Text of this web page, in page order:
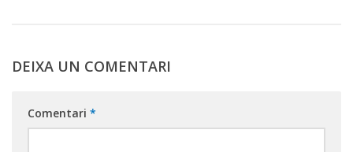
DEIXA UN COMENTARI
Comentari *